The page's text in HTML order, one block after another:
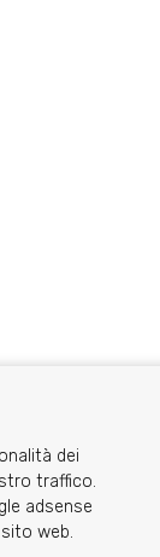
C.A.I. Sezione
dei
traffico.
adsense
web.